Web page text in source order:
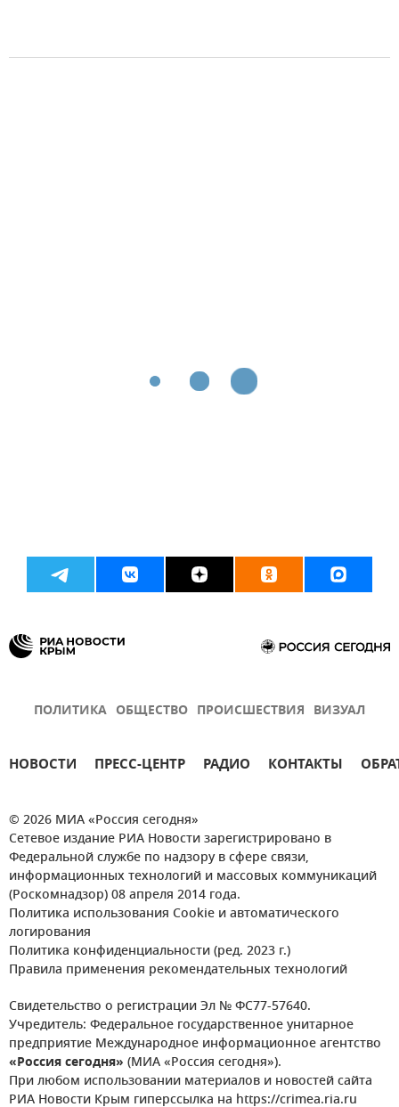
ПОЛИТИКА ОБЩЕСТВО ПРОИСШЕСТВИЯ ВИЗУАЛ
НОВОСТИ ПРЕСС-ЦЕНТР РАДИО КОНТАКТЫ
© 2026 МИА «Россия сегодня»
Сетевое издание РИА Новости зарегистрировано в
Федеральной службе по надзору в сфере связи,
информационных технологий и массовых коммуникаций
(Роскомнадзор) 08 апреля 2014 года.
Политика использования Cookie и автоматического
логирования
Политика конфиденциальности (ред. 2023 г.)
Правила применения рекомендательных технологий
Свидетельство о регистрации Эл № ФС77-57640.
Учредитель: Федеральное государственное унитарное
предприятие Международное информационное агентство
«Россия сегодня» (МИА «Россия сегодня»).
При любом использовании материалов и новостей сайта
РИА Новости Крым гиперссылка на https://crimea.ria.ru